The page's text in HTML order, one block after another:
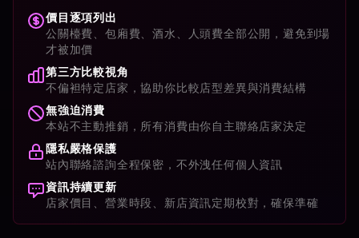
價目逐項列出
公關檯費、包廂費、酒水、人頭費全部公開，避免到場
才被加價
第三方比較視角
不偏袒特定店家，協助你比較店型差異與消費結構
無強迫消費
本站不主動推銷，所有消費由你自主聯絡店家決定
隱私嚴格保護
站內聯絡諮詢全程保密，不外洩任何個人資訊
資訊持續更新
店家價目、營業時段、新店資訊定期校對，確保準確